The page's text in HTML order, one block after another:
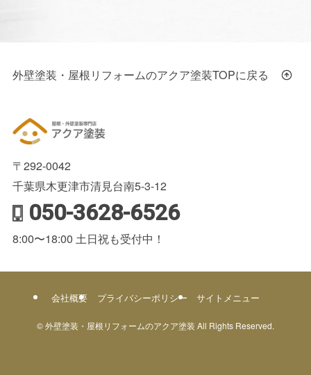
外壁塗装・屋根リフォームのアクア塗装TOPに戻る
〒292-0042
千葉県木更津市清見台南5-3-12
050-3628-6526
8:00〜18:00 土日祝も受付中！
会社概要 プライバシーポリシー サイトメニュー
©外壁塗装・屋根リフォームのアクア塗装 All Rights Reserved.